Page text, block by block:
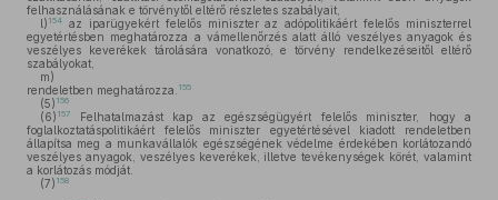
felhasználásának e törvénytől eltérő részletes szabályait,
l) 154
az iparügyekért felelős miniszter az adópolitikáért felelős miniszterrel
egyetértésben meghatározza a vámellenőrzés alatt álló veszélyes anyagok és
veszélyes keverékek tárolására vonatkozó, e törvény rendelkezéseitől eltérő
szabályokat,
m)
rendeletben meghatározza. 155
(5) 156
(6) 157
Felhatalmazást kap az egészségügyért felelős miniszter, hogy a
foglalkoztatáspolitikáért felelős miniszter egyetértésével kiadott rendeletben
állapítsa meg a munkavállalók egészségének védelme érdekében korlátozandó
veszélyes anyagok, veszélyes keverékek, illetve tevékenységek körét, valamint
a korlátozás módját.
(7) 158